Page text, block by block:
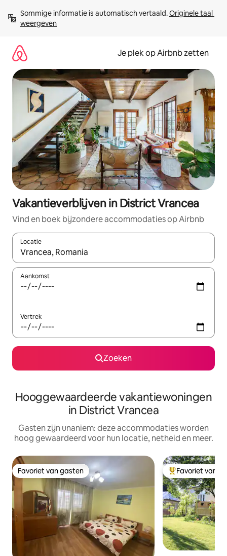
direct
naar
Sommige informatie is automatisch vertaald. Originele taal
weergeven
Je plek op Airbnb zetten
Vakantieverblijven in District Vrancea
Vind en boek bijzondere accommodaties op Airbnb
Locatie
Wanneer er resultaten beschikbaar zijn, maak je een keuze
Aankomst
Vertrek
Zoeken
Hooggewaardeerde vakantiewoningen
in District Vrancea
Gasten zijn unaniem: deze accommodaties worden
hoog gewaardeerd voor hun locatie, netheid en meer.
Favoriet van gasten
Favoriet van gasten Topfavoriet van
Favoriet van